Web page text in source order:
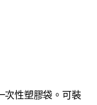
次性塑膠袋。可裝